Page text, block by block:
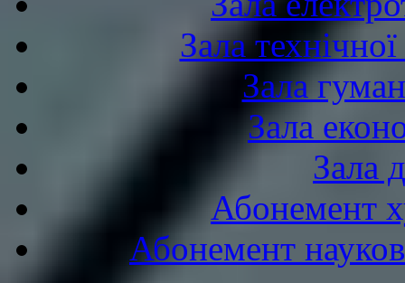
Зала
Зала
Зала
Зала
Абонемент
Абонемент